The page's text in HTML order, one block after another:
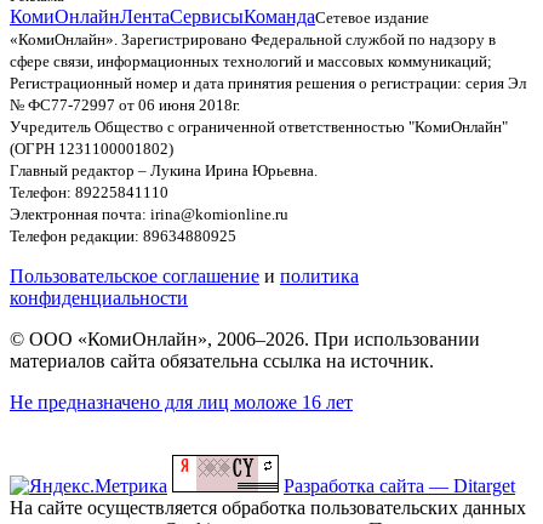
КомиОнлайнЛентаСервисыКомандаСетевое издание
«КомиОнлайн». Зарегистрировано Федеральной службой по надзору в
сфере связи, информационных технологий и массовых коммуникаций;
Регистрационный номер и дата принятия решения о регистрации: серия Эл
№ ФС77-72997 от 06 июня 2018г.
Учредитель Общество с ограниченной ответственностью "КомиОнлайн"
(ОГРН 1231100001802)
Главный редактор – Лукина Ирина Юрьевна.
Телефон: 89225841110
Электронная почта: irina@komionline.ru
Телефон редакции: 89634880925
Пользовательское соглашение и политика
конфиденциальности
© ООО «КомиОнлайн», 2006–2026. При использовании
материалов сайта обязательна ссылка на источник.
Не предназначено для лиц моложе 16 лет
Разработка сайта — Ditarget
На сайте осуществляется обработка пользовательских данных